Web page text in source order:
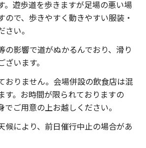
。遊歩道を歩きますが足場の悪い場
ので、歩きやすく動きやすい服装・
い。
の影響で道がぬかるんでおり、滑り
います。
おりません。会場併設の飲食店は混
す。お時間が限られておりますの
でご用意の上お越しください。
候により、前日催行中止の場合があ